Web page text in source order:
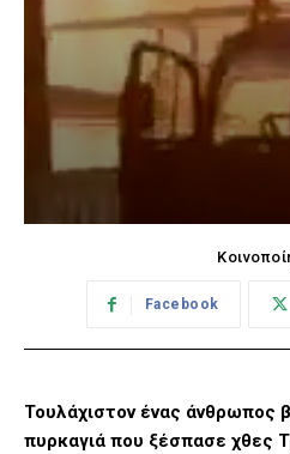
Facebook
Τουλάχιστον ένας άνθρωπος
πυρκαγιά που ξέσπασε χθες